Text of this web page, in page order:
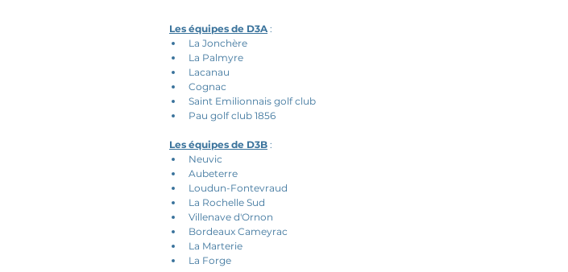
Les équipes de D3A :
La Jonchère
La Palmyre
Lacanau
Cognac
Saint Emilionnais golf club
Pau golf club 1856
Les équipes de D3B :
Neuvic
Aubeterre
Loudun-Fontevraud
La Rochelle Sud
Villenave d'Ornon
Bordeaux Cameyrac
La Marterie
La Forge